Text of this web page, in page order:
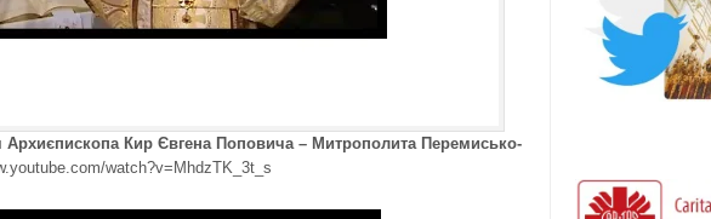
Архиєпископа Кир Євгена Поповича – Митрополита Перемисько-
watch?v=MhdzTK_3t_s